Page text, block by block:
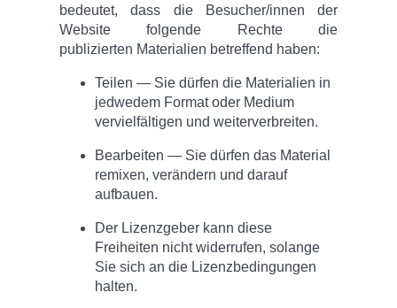
bedeutet, dass die Besucher/innen der
Website folgende Rechte die
publizierten Materialien betreffend haben:
Teilen — Sie dürfen die Materialien in
jedwedem Format oder Medium
vervielfältigen und weiterverbreiten.
Bearbeiten — Sie dürfen das Material
remixen, verändern und darauf
aufbauen.
Der Lizenzgeber kann diese
Freiheiten nicht widerrufen, solange
Sie sich an die Lizenzbedingungen
halten.